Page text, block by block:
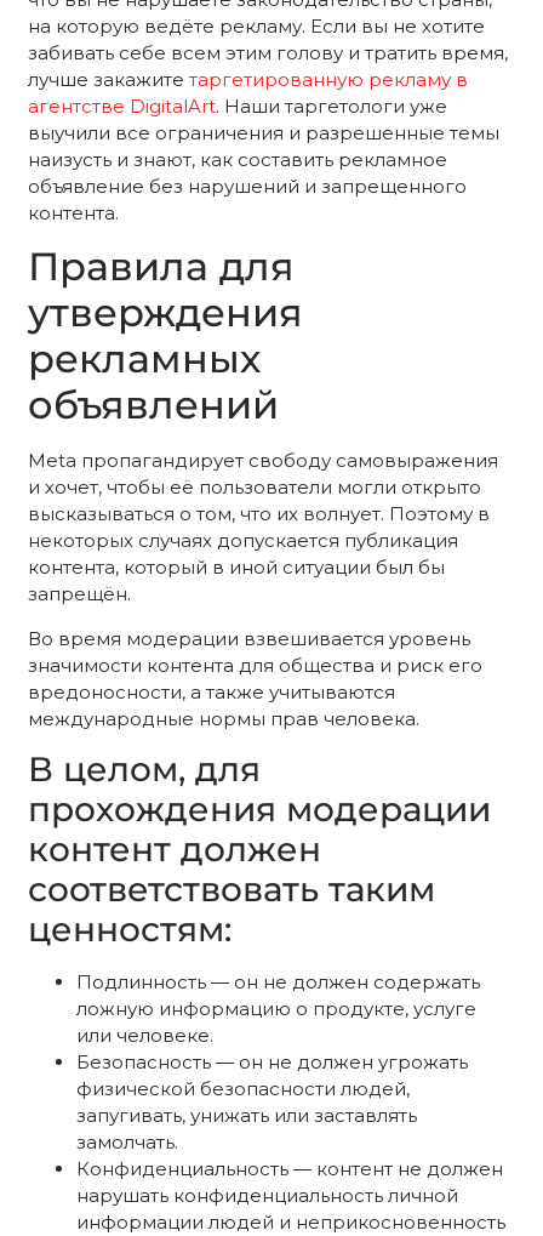
на которую ведёте рекламу. Если вы не хотите
забивать себе всем этим голову и тратить время,
лучше закажитетаргетированную рекламу в
агентстве DigitalArt. Наши таргетологи уже
выучили все ограничения и разрешенные темы
наизусть и знают, как составить рекламное
объявление без нарушений и запрещенного
контента.
Правила для
утверждения
рекламных
объявлений
Meta пропагандирует свободу самовыражения
и хочет, чтобы её пользователи могли открыто
высказываться о том, что их волнует. Поэтому в
некоторых случаях допускается публикация
контента, который в иной ситуации был бы
запрещён.
Во время модерации взвешивается уровень
значимости контента для общества и риск его
вредоносности, а также учитываются
международные нормы прав человека.
В целом, для
прохождения модерации
контент должен
соответствовать таким
ценностям:
Подлинность — он не должен содержать
ложную информацию о продукте, услуге
или человеке.
Безопасность — он не должен угрожать
физической безопасности людей,
запугивать, унижать или заставлять
замолчать.
Конфиденциальность — контент не должен
нарушать конфиденциальность личной
информации людей и неприкосновенность